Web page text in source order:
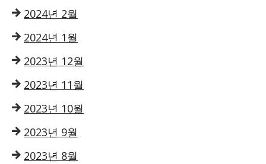
2024년 2월
2024년 1월
2023년 12월
2023년 11월
2023년 10월
2023년 9월
2023년 8월